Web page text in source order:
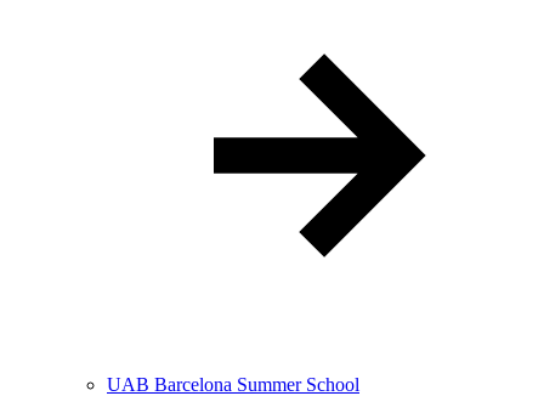
UAB Barcelona Summer School